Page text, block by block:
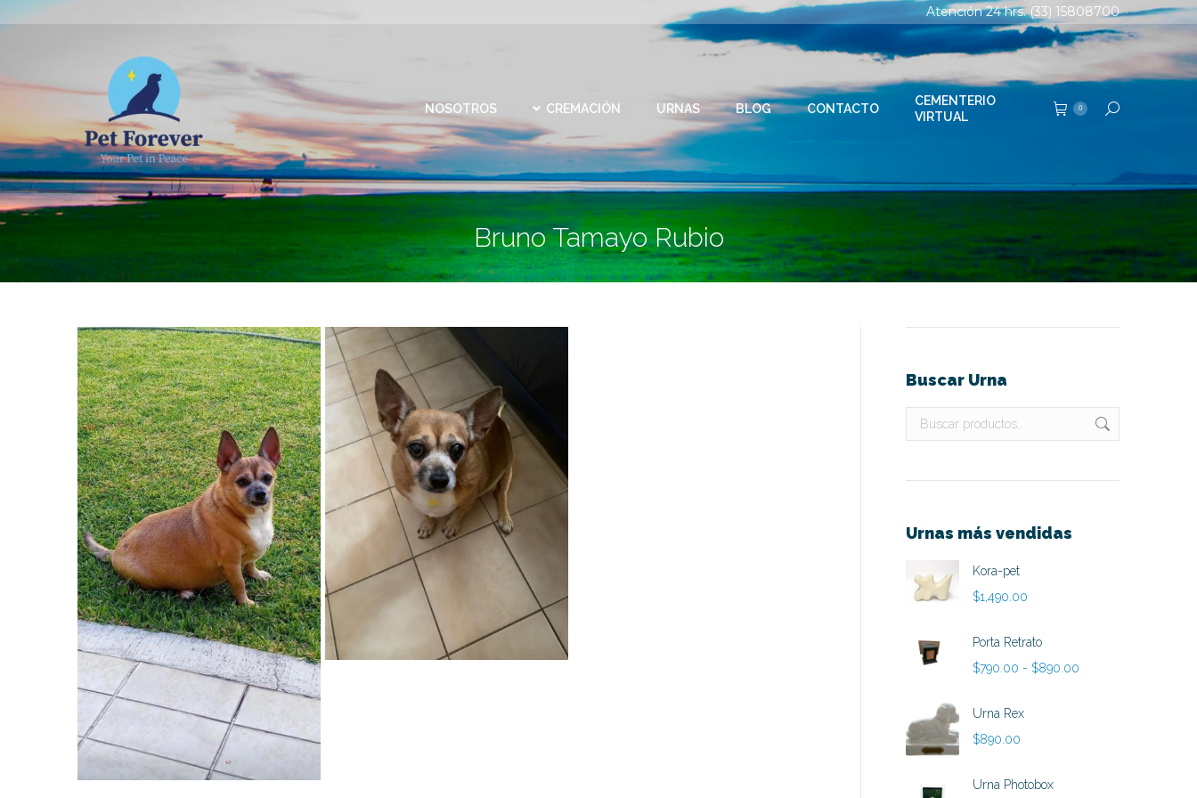
Atención 24 hrs. (33) 15808700
NOSOTROS CREMACIÓN URNAS BLOG CONTACTO
CEMENTERIO
VIRTUAL
0 Buscar:
Bruno Tamayo Rubio
Buscar Urna
Urnas más vendidas
Kora-pet
$1,490.00
Porta Retrato
$790.00 - $890.00
Urna Rex
$890.00
Urna Photobox
CONTACTO
CEMENTERIO
VIRTUAL
0 Buscar: